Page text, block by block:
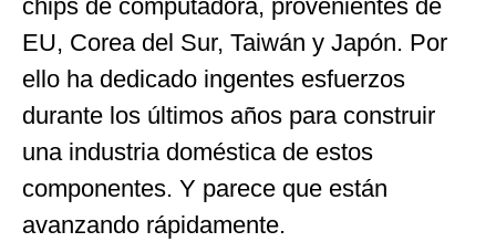
chips de computadora, provenientes de
EU, Corea del Sur, Taiwán y Japón. Por
ello ha dedicado ingentes esfuerzos
durante los últimos años para construir
una industria doméstica de estos
componentes. Y parece que están
avanzando rápidamente.